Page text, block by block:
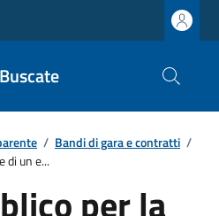
/ Bandi di gara e contratti /
di un e...
per la